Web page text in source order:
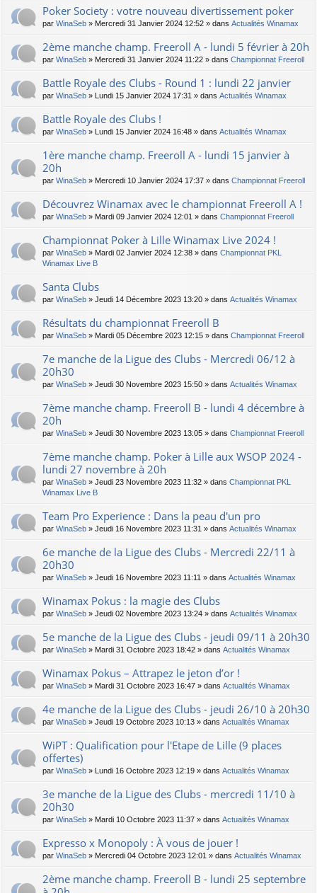
Poker Society : votre nouveau divertissement poker
par WinaSeb » Mercredi 31 Janvier 2024 12:52 » dans Actualités Winamax
2ème manche champ. Freeroll A - lundi 5 février à 20h
par WinaSeb » Mercredi 31 Janvier 2024 11:22 » dans Championnat Freeroll
Battle Royale des Clubs - Round 1 : lundi 22 janvier
par WinaSeb » Lundi 15 Janvier 2024 17:31 » dans Actualités Winamax
Battle Royale des Clubs !
par WinaSeb » Lundi 15 Janvier 2024 16:48 » dans Actualités Winamax
1ère manche champ. Freeroll A - lundi 15 janvier à
20h
par WinaSeb » Mercredi 10 Janvier 2024 17:37 » dans Championnat Freeroll
Découvrez Winamax avec le championnat Freeroll A !
par WinaSeb » Mardi 09 Janvier 2024 12:01 » dans Championnat Freeroll
Championnat Poker à Lille Winamax Live 2024 !
par WinaSeb » Mardi 02 Janvier 2024 12:38 » dans Championnat PKL
Winamax Live B
Santa Clubs
par WinaSeb » Jeudi 14 Décembre 2023 13:20 » dans Actualités Winamax
Résultats du championnat Freeroll B
par WinaSeb » Mardi 05 Décembre 2023 12:15 » dans Championnat Freeroll
7e manche de la Ligue des Clubs - Mercredi 06/12 à
20h30
par WinaSeb » Jeudi 30 Novembre 2023 15:50 » dans Actualités Winamax
7ème manche champ. Freeroll B - lundi 4 décembre à
20h
par WinaSeb » Jeudi 30 Novembre 2023 13:05 » dans Championnat Freeroll
7ème manche champ. Poker à Lille aux WSOP 2024 -
lundi 27 novembre à 20h
par WinaSeb » Jeudi 23 Novembre 2023 11:32 » dans Championnat PKL
Winamax Live B
Team Pro Experience : Dans la peau d'un pro
par WinaSeb » Jeudi 16 Novembre 2023 11:31 » dans Actualités Winamax
6e manche de la Ligue des Clubs - Mercredi 22/11 à
20h30
par WinaSeb » Jeudi 16 Novembre 2023 11:11 » dans Actualités Winamax
Winamax Pokus : la magie des Clubs
par WinaSeb » Jeudi 02 Novembre 2023 13:24 » dans Actualités Winamax
5e manche de la Ligue des Clubs - jeudi 09/11 à 20h30
par WinaSeb » Mardi 31 Octobre 2023 18:42 » dans Actualités Winamax
Winamax Pokus – Attrapez le jeton d’or !
par WinaSeb » Mardi 31 Octobre 2023 16:47 » dans Actualités Winamax
4e manche de la Ligue des Clubs - jeudi 26/10 à 20h30
par WinaSeb » Jeudi 19 Octobre 2023 10:13 » dans Actualités Winamax
WiPT : Qualification pour l'Etape de Lille (9 places
offertes)
par WinaSeb » Lundi 16 Octobre 2023 12:19 » dans Actualités Winamax
3e manche de la Ligue des Clubs - mercredi 11/10 à
20h30
par WinaSeb » Mardi 10 Octobre 2023 11:37 » dans Actualités Winamax
Expresso x Monopoly : À vous de jouer !
par WinaSeb » Mercredi 04 Octobre 2023 12:01 » dans Actualités Winamax
2ème manche champ. Freeroll B - lundi 25 septembre